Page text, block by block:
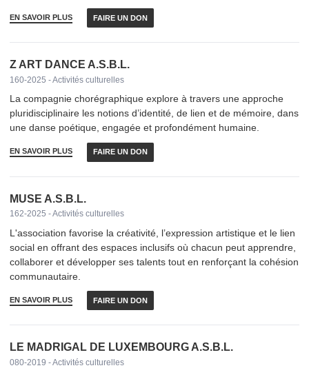
EN SAVOIR PLUS FAIRE UN DON
Z ART DANCE A.S.B.L.
160-2025 - Activités culturelles
La compagnie chorégraphique explore à travers une approche
pluridisciplinaire les notions d’identité, de lien et de mémoire, dans
une danse poétique, engagée et profondément humaine.
EN SAVOIR PLUS FAIRE UN DON
MUSE A.S.B.L.
162-2025 - Activités culturelles
L'association favorise la créativité, l’expression artistique et le lien
social en offrant des espaces inclusifs où chacun peut apprendre,
collaborer et développer ses talents tout en renforçant la cohésion
communautaire.
EN SAVOIR PLUS FAIRE UN DON
LE MADRIGAL DE LUXEMBOURG A.S.B.L.
080-2019 - Activités culturelles